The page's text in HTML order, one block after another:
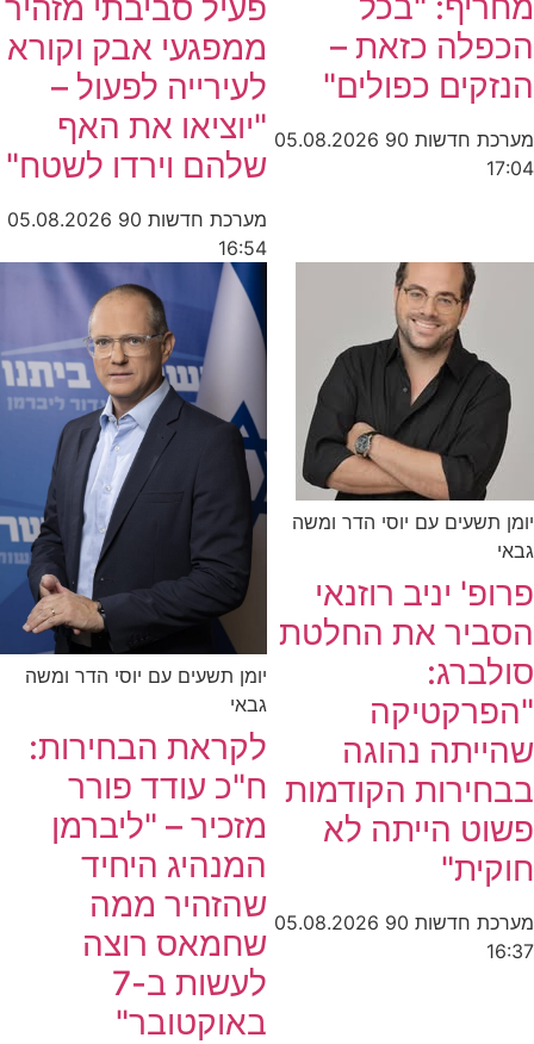
הכפלה כזאת –
הנזקים כפולים"
מערכת חדשות 90
05.08.2026
17:04
פעיל סביבתי מזהיר
ממפגעי אבק וקורא
לעירייה לפעול –
"יוציאו את האף
שלהם וירדו לשטח"
מערכת חדשות 90
05.08.2026
16:54
יומן תשעים עם יוסי הדר ומשה
גבאי
פרופ' יניב רוזנאי
הסביר את החלטת
סולברג:
"הפרקטיקה
שהייתה נהוגה
בבחירות הקודמות
פשוט הייתה לא
חוקית"
מערכת חדשות 90
05.08.2026
16:37
יומן תשעים עם יוסי הדר ומשה
גבאי
לקראת הבחירות:
ח"כ עודד פורר
מזכיר – "ליברמן
המנהיג היחיד
שהזהיר ממה
שחמאס רוצה
לעשות ב-7
באוקטובר"